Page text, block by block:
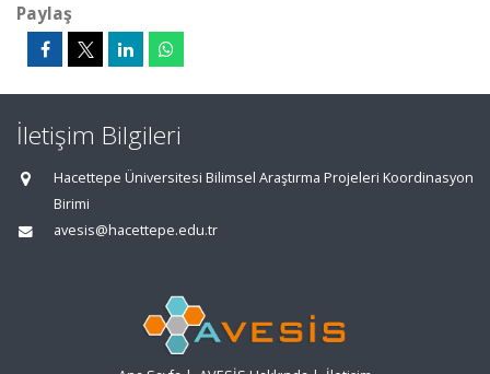
Paylaş
İletişim Bilgileri
Hacettepe Üniversitesi Bilimsel Araştırma Projeleri Koordinasyon
Birimi
avesis@hacettepe.edu.tr